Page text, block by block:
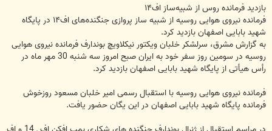
ت
بازدید فرمانده روس از شبیه‌ساز اف۱۴
فرمانده نیروی هوایی روسیه از شبیه ساز پروازی جنگنده‌های اف۱۴ در پایگاه
شهید بابایی اصفهان بازدید کرد.
به گزارش مشرق، سرلشکر خلبان ویکتور نیکلاویچ بوندارف فرمانده نیروی هوایی
روسیه در سومین روز سفر خود به ایران صبح امروز سه شنبه 30 مهر ماه در
رأس هیأتی از پایگاه شهید بابایی اصفهان بازدید کرد.
فرمانده نیروی هوایی روسیه با استقبال رسمی امیر خلبان مسعود روزخوش
فرمانده پایگاه شهید بابایی اصفهان در این یگان حضور یافت.